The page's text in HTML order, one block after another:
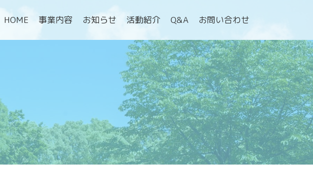
HOME 事業内容 お知らせ 活動紹介 Q&A お問い合わせ